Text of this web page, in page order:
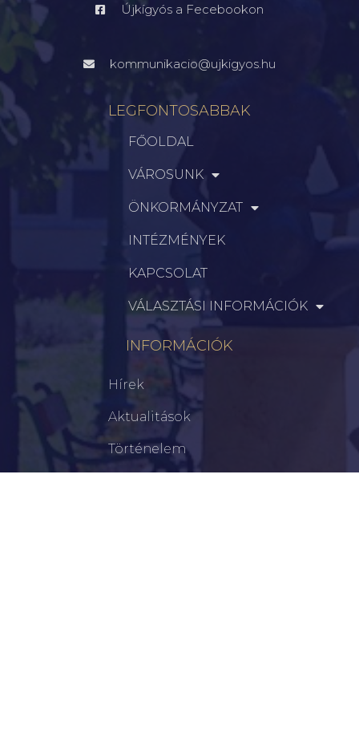
Újkígyós a Fecebookon
kommunikacio@ujkigyos.hu
LEGFONTOSABBAK
FŐOLDAL
VÁROSUNK
ÖNKORMÁNYZAT
INTÉZMÉNYEK
KAPCSOLAT
VÁLASZTÁSI INFORMÁCIÓK
INFORMÁCIÓK
Hírek
Aktualitások
Történelem